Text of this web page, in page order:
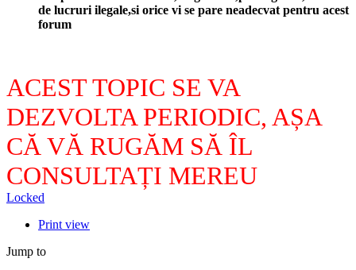
de lucruri ilegale,si orice vi se pare neadecvat pentru acest
forum
ACEST TOPIC SE VA
DEZVOLTA PERIODIC, AȘA
CĂ VĂ RUGĂM SĂ ÎL
CONSULTAȚI MEREU
Locked
Print view
Jump to